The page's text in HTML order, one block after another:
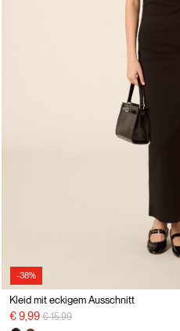
-38%
Kleid mit eckigem Ausschnitt
€ 9,99 Preisreduzierung von
€ 15,99auf